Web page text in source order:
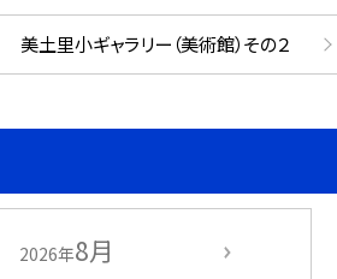
美土里小ギャラリー（美術館）その２
2026年8月